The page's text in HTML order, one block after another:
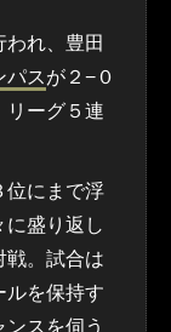
れ、豊田
パスが２−０
リーグ５連
にまで浮
に盛り返し
戦。試合は
ルを保持す
スを伺う